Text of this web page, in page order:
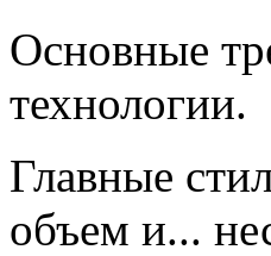
Основные
технологии.
Главные
объем и...